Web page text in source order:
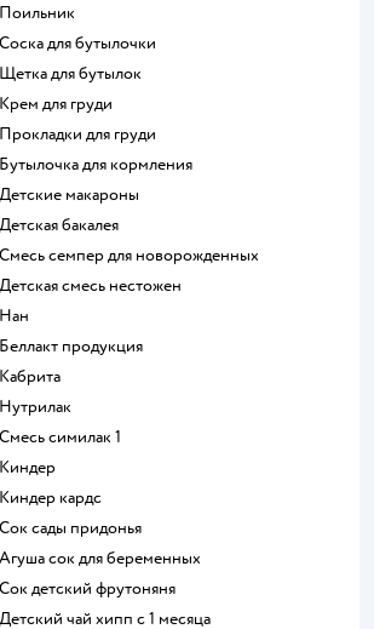
поильник
соска для бутылочки
щетка для бутылок
крем для груди
прокладки для груди
бутылочка для кормления
детские макароны
детская бакалея
смесь семпер для новорожденных
детская смесь нестожен
нан
беллакт продукция
кабрита
нутрилак
смесь симилак 1
киндер
киндер кардс
сок сады придонья
агуша сок для беременных
сок детский фрутоняня
детский чай хипп с 1 месяца